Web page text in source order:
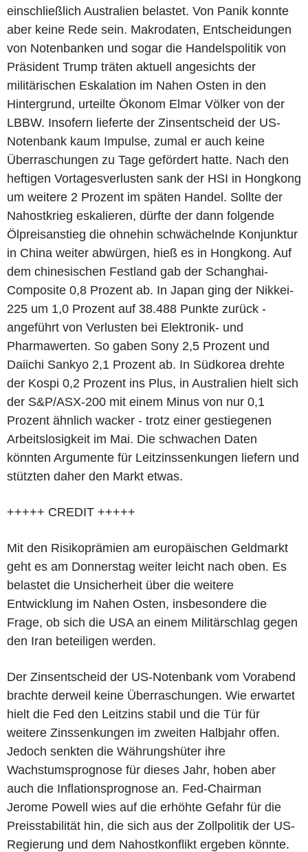
einschließlich Australien belastet. Von Panik konnte
aber keine Rede sein. Makrodaten, Entscheidungen
von Notenbanken und sogar die Handelspolitik von
Präsident Trump träten aktuell angesichts der
militärischen Eskalation im Nahen Osten in den
Hintergrund, urteilte Ökonom Elmar Völker von der
LBBW. Insofern lieferte der Zinsentscheid der US-
Notenbank kaum Impulse, zumal er auch keine
Überraschungen zu Tage gefördert hatte. Nach den
heftigen Vortagesverlusten sank der HSI in Hongkong
um weitere 2 Prozent im späten Handel. Sollte der
Nahostkrieg eskalieren, dürfte der dann folgende
Ölpreisanstieg die ohnehin schwächelnde Konjunktur
in China weiter abwürgen, hieß es in Hongkong. Auf
dem chinesischen Festland gab der Schanghai-
Composite 0,8 Prozent ab. In Japan ging der Nikkei-
225 um 1,0 Prozent auf 38.488 Punkte zurück -
angeführt von Verlusten bei Elektronik- und
Pharmawerten. So gaben Sony 2,5 Prozent und
Daiichi Sankyo 2,1 Prozent ab. In Südkorea drehte
der Kospi 0,2 Prozent ins Plus, in Australien hielt sich
der S&P/ASX-200 mit einem Minus von nur 0,1
Prozent ähnlich wacker - trotz einer gestiegenen
Arbeitslosigkeit im Mai. Die schwachen Daten
könnten Argumente für Leitzinssenkungen liefern und
stützten daher den Markt etwas.
+++++ CREDIT +++++
Mit den Risikoprämien am europäischen Geldmarkt
geht es am Donnerstag weiter leicht nach oben. Es
belastet die Unsicherheit über die weitere
Entwicklung im Nahen Osten, insbesondere die
Frage, ob sich die USA an einem Militärschlag gegen
den Iran beteiligen werden.
Der Zinsentscheid der US-Notenbank vom Vorabend
brachte derweil keine Überraschungen. Wie erwartet
hielt die Fed den Leitzins stabil und die Tür für
weitere Zinssenkungen im zweiten Halbjahr offen.
Jedoch senkten die Währungshüter ihre
Wachstumsprognose für dieses Jahr, hoben aber
auch die Inflationsprognose an. Fed-Chairman
Jerome Powell wies auf die erhöhte Gefahr für die
Preisstabilität hin, die sich aus der Zollpolitik der US-
Regierung und dem Nahostkonflikt ergeben könnte.